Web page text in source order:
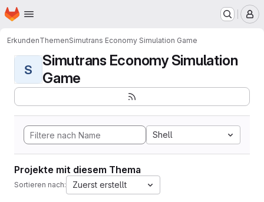
Zum Hauptinhalt springen
Startseite
ErkundenThemenSimutrans Economy Simulation Game
S
Simutrans Economy Simulation
Game
Shell
Projekte mit diesem Thema
Sortieren nach: Zuerst erstellt